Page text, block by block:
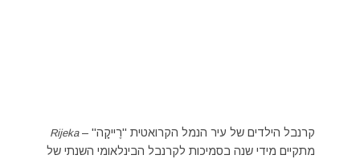
קרנבל הילדים של עיר הנמל הקרואטית "רֶייקָה" –Rijeka
מתקיים מידי שנה בסמיכות לקרנבל הבינלאומי השנתי של